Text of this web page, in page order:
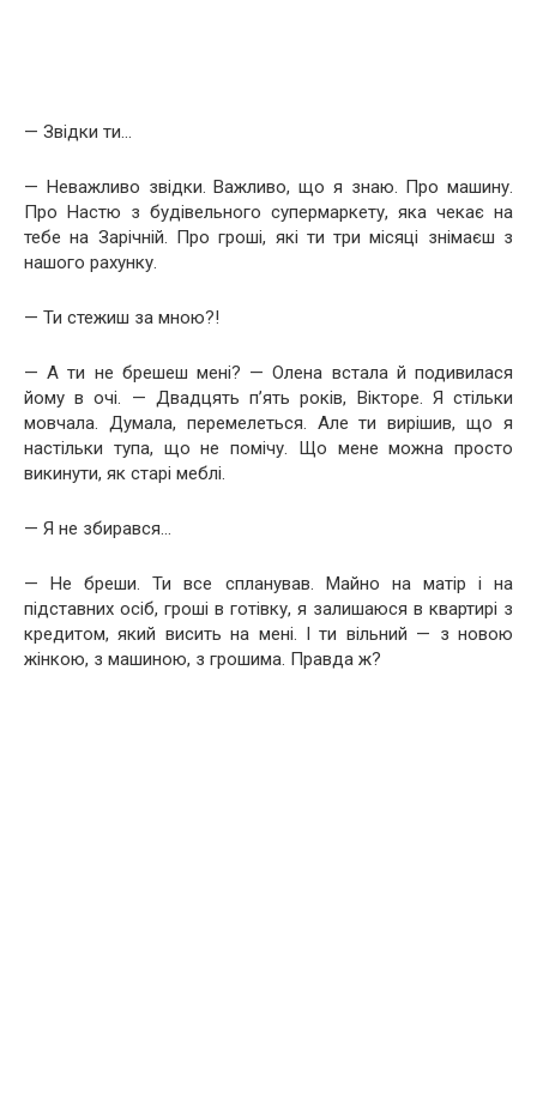
— Звідки ти…
— Неважливо звідки. Важливо, що я знаю. Про машину.
Про Настю з будівельного супермаркету, яка чекає на
тебе на Зарічній. Про гроші, які ти три місяці знімаєш з
нашого рахунку.
— Ти стежиш за мною?!
— А ти не брешеш мені? — Олена встала й подивилася
йому в очі. — Двадцять п’ять років, Вікторе. Я стільки
мовчала. Думала, перемелеться. Але ти вирішив, що я
настільки тупа, що не помічу. Що мене можна просто
викинути, як старі меблі.
— Я не збирався…
— Не бреши. Ти все спланував. Майно на матір і на
підставних осіб, гроші в готівку, я залишаюся в квартирі з
кредитом, який висить на мені. І ти вільний — з новою
жінкою, з машиною, з грошима. Правда ж?